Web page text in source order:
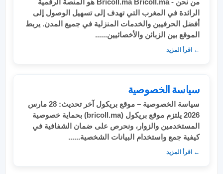
من نحن - Bricoll.ma Bricoll.ma هو المنصة الرقمية
الرائدة في المغرب التي تهدف إلى تسهيل الوصول إلى
أفضل الحرفيين والخدمات المنزلية في جميع المدن. يربط
الموقع بين الزبائن والأخصائيين......
← اقرأ المزيد
سياسة الخصوصية
سياسة الخصوصية – موقع بريكول آخر تحديث: 28 مارس
2026 يلتزم موقع بريكول (bricoll.ma) بحماية خصوصية
المستخدمين والزوار، ونحرص على ضمان الشفافية في
كيفية جمع واستخدام البيانات الشخصية......
← اقرأ المزيد